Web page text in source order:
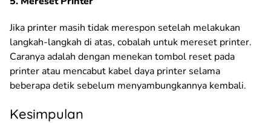
Jika printer masih tidak merespon setelah melakukan
langkah-langkah di atas, cobalah untuk mereset printer.
Caranya adalah dengan menekan tombol reset pada
printer atau mencabut kabel daya printer selama
beberapa detik sebelum menyambungkannya kembali.
Kesimpulan